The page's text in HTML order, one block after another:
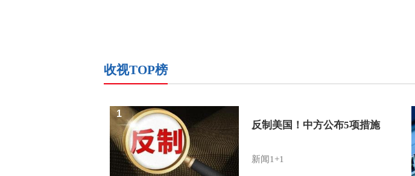
收视TOP榜
反制美国！中方公布5项措施
新闻1+1
1